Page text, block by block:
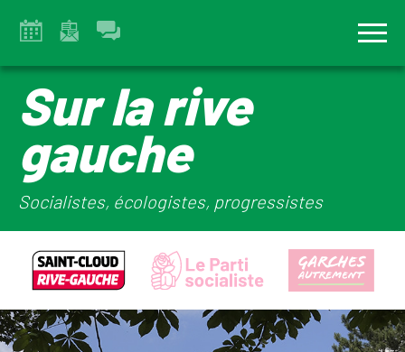
Sur la rive
gauche
Socialistes, écologistes, progressistes